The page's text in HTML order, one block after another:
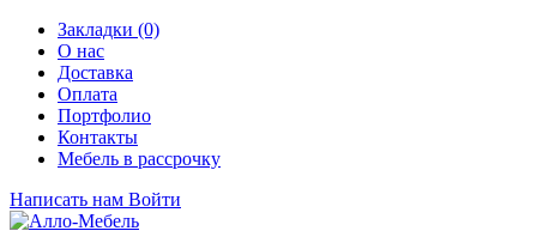
Закладки (0)
О нас
Доставка
Оплата
Портфолио
Контакты
Мебель в рассрочку
Написать нам Войти